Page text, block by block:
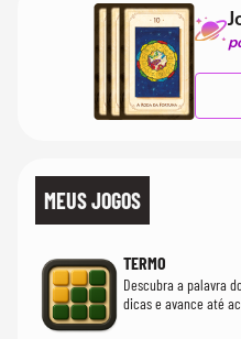
MEUS JOGOS
TERMO
Descubra a palavra
dicas e avance até